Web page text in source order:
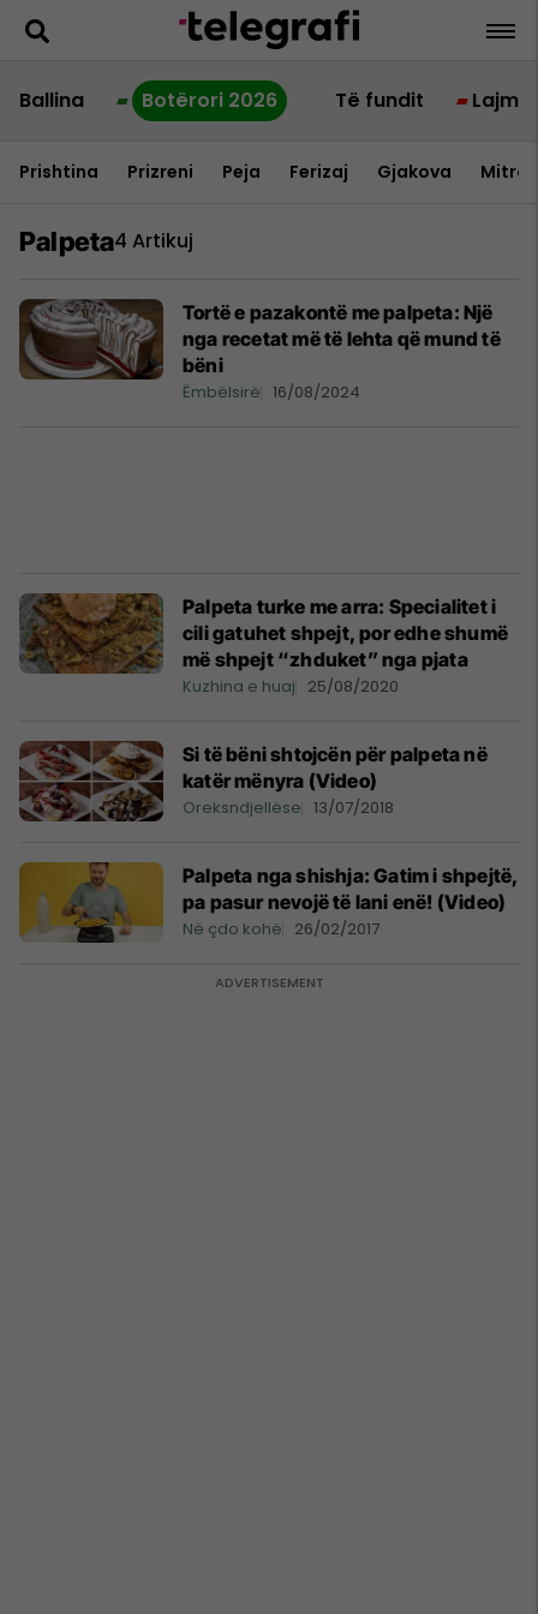
Ballina Botërori 2026 Të fundit Lajme
Prishtina Prizreni Peja Ferizaj Gjakova
Palpeta4 Artikuj
Tortë e pazakontë me palpeta: Një
nga recetat më të lehta që mund të
bëni
Ëmbëlsirë 16/08/2024
Palpeta turke me arra: Specialitet i
cili gatuhet shpejt, por edhe shumë
më shpejt “zhduket” nga pjata
Kuzhina e huaj 25/08/2020
Si të bëni shtojcën për palpeta në
katër mënyra (Video)
Oreksndjellëse 13/07/2018
Palpeta nga shishja: Gatim i shpejtë,
pa pasur nevojë të lani enë! (Video)
Në çdo kohë 26/02/2017